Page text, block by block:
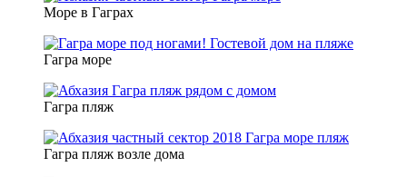
Море в Гаграх
Гагра море
Гагра пляж
Гагра пляж возле дома